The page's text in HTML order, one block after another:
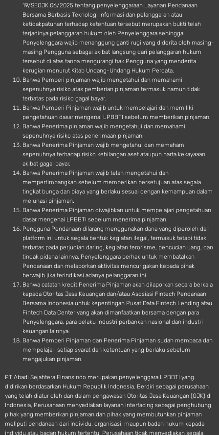
19/SEOJK.06/2025 tentang penyelenggaraan Layanan Pendanaan
Bersama Berbasis Teknologi Informasi dan pelanggaran atau
ketidakpatuhan terhadap ketentuan tersebut merupakan bukti telah
terjadinya pelanggaran hukum oleh Penyelenggara sehingga
Penyelenggara wajib menanggung ganti rugi yang diderita oleh masing-
masing Pengguna sebagai akibat langsung dari pelanggaran hukum
tersebut di atas tanpa mengurangi hak Pengguna yang menderita
kerugian menurut Kitab Undang-Undang Hukum Perdata.
Bahwa Pemberi pinjaman wajib mengetahui dan memahami
sepenuhnya risiko atas pemberian pinjaman termasuk namun tidak
terbatas pada risiko gagal bayar.
Bahwa Pemberi Pinjaman wajib untuk mempelajari dan memiliki
pengetahuan dasar mengenai LPBBTI sebelum memberikan pinjaman.
Bahwa Penerima pinjaman wajib mengetahui dan memahami
sepenuhnya risiko atas penerimaan pinjaman.
Bahwa Penerima Pinjaman wajib mengetahui dan memahami
sepenuhnya terhadap risiko kehilangan aset ataupun harta kekayaaan
akibat gagal bayar.
Bahwa Penerima Pinjaman wajib telah mengetahui dan
mempertimbangkan sebelum memberikan persetujuan atas segala
tingkat bunga dan biaya yang berlaku sesuai dengan kemampuan dalam
melunasi pinjaman.
Bahwa Penerima Pinjaman diwajibkan untuk mempelajari pengetahuan
dasar mengenai LPBBTI sebelum menerima pinjaman.
Pengguna Pendanaan dilarang menggunakan dana yang diperoleh dari
platform ini untuk segala bentuk kegiatan ilegal, termasuk tetapi tidak
terbatas pada perjudian daring, kegiatan terorisme, pencucian uang, dan
tindak pidana lainnya. Penyelenggara berhak untuk membatalkan
Pendanaan dan melaporkan aktivitas mencurigakan kepada pihak
berwajib jika terindikasi adanya pelanggaran ini.
Bahwa catatan kredit Penerima Pinjaman akan dilaporkan secara berkala
kepada Otoritas Jasa Keuangan dan/atau Asosiasi Fintech Pendanaan
Bersama Indonesia untuk kepentingan Pusat Data Fintech Lending atau
Fintech Data Center yang akan dimanfaatkan bersama dengan para
Penyelenggara, para pelaku industri perbankan nasional dan industri
keuangan lainnya.
Bahwa Pemberi Pinjaman dan Penerima Pinjaman sudah membaca dan
mempelajari setiap syarat dan ketentuan yang berlaku sebelum
mengajukan pinjaman.
PT Abadi Sejahtera Finansindo merupakan penyelenggara LPBBTI yang
didirikan berdasarkan Hukum Republik Indonesia. Berdiri sebagai perusahaan
yang telah diatur oleh dan dalam pengawasan Otoritas Jasa Keuangan (OJK) di
Indonesia, Perusahaan menyediakan layanan interfacing sebagai penghubung
pihak yang memberikan pinjaman dan pihak yang membutuhkan pinjaman
meliputi pendanaan dari individu, organisasi, maupun badan hukum kepada
individu atau badan hukum tertentu. Perusahaan tidak menyediakan segala